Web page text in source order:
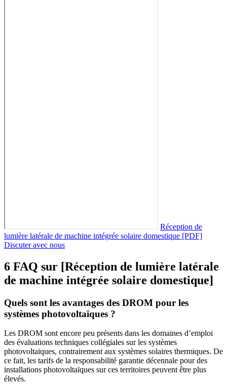
Réception de
lumière latérale de machine intégrée solaire domestique [PDF]
Discuter avec nous
6 FAQ sur [Réception de lumière latérale
de machine intégrée solaire domestique]
Quels sont les avantages des DROM pour les
systèmes photovoltaïques ?
Les DROM sont encore peu présents dans les domaines d’emploi
des évaluations techniques collégiales sur les systèmes
photovoltaïques, contrairement aux systèmes solaires thermiques. De
ce fait, les tarifs de la responsabilité garantie décennale pour des
installations photovoltaïques sur ces territoires peuvent être plus
élevés.